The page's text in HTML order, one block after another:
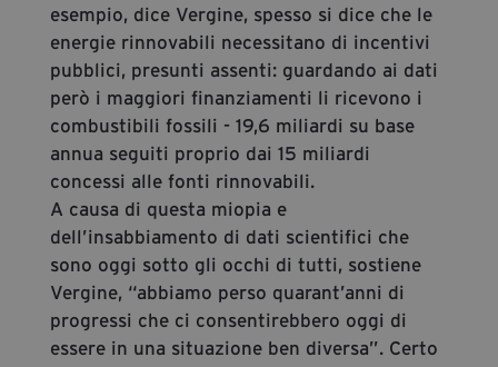
esempio, dice Vergine, spesso si dice che le
energie rinnovabili necessitano di incentivi
pubblici, presunti assenti: guardando ai dati
però i maggiori finanziamenti li ricevono i
combustibili fossili - 19,6 miliardi su base
annua seguiti proprio dai 15 miliardi
concessi alle fonti rinnovabili.
A causa di questa miopia e
dell’insabbiamento di dati scientifici che
sono oggi sotto gli occhi di tutti, sostiene
Vergine, “abbiamo perso quarant’anni di
progressi che ci consentirebbero oggi di
essere in una situazione ben diversa”. Certo